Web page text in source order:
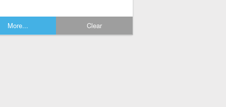
More... Clear